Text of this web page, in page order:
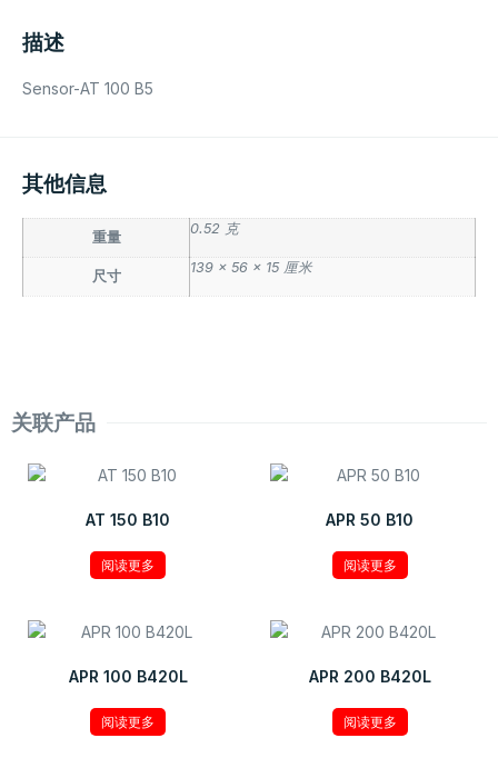
描述
Sensor-AT 100 B5
其他信息
重量
0.52 克
尺寸
139 × 56 × 15 厘米
关联产品
AT 150 B10
阅读更多
APR 50 B10
阅读更多
APR 100 B420L
阅读更多
APR 200 B420L
阅读更多